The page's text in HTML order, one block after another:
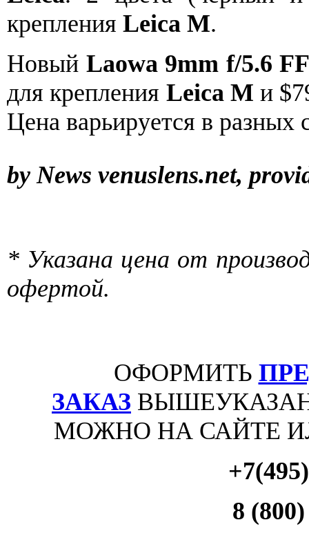
крепления Leica M.
Новый Laowa 9mm f/5.6
для крепления Leica M и
Цена варьируется в разных
by News venuslens.net,
* Указана цена от
офертой.
ОФОРМИТЬ
ЗАКАЗ
МОЖНО НА САЙТЕ
8